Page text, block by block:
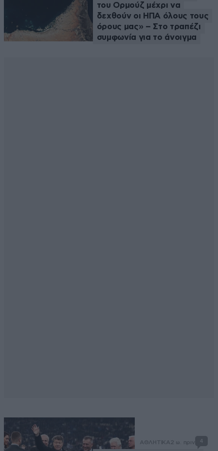
του Ορμούζ μέχρι να
δεχθούν οι ΗΠΑ όλους τους
όρους μας» – Στο τραπέζι
συμφωνία για το άνοιγμα
ΑΘΛΗΤΙΚΑ2 ω. πριν 4